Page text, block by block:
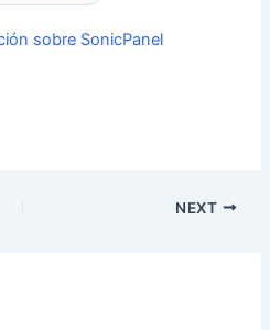
sobre SonicPanel
NEXT